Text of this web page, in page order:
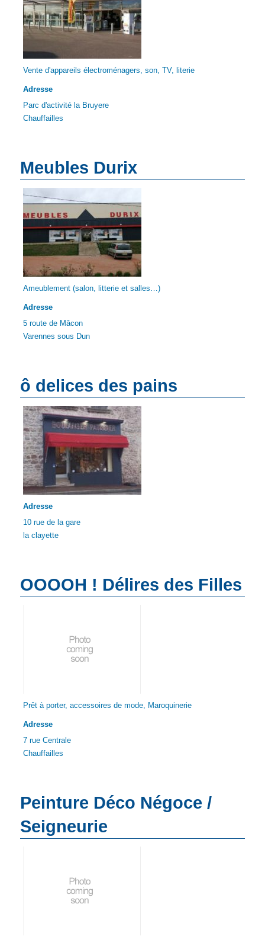
Vente d'appareils électroménagers, son, TV, literie
Adresse
Parc d'activité la Bruyere
Chauffailles
Meubles Durix
Ameublement (salon, litterie et salles…)
Adresse
5 route de Mâcon
Varennes sous Dun
ô delices des pains
Adresse
10 rue de la gare
la clayette
OOOOH ! Délires des Filles
Prêt à porter, accessoires de mode, Maroquinerie
Adresse
7 rue Centrale
Chauffailles
Peinture Déco Négoce /
Seigneurie